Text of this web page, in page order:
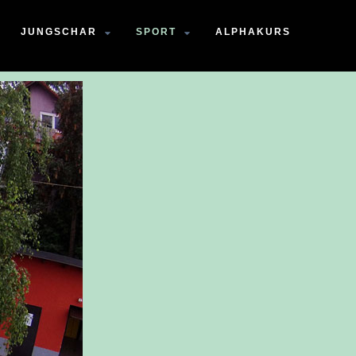
JUNGSCHAR SPORT ALPHAKURS